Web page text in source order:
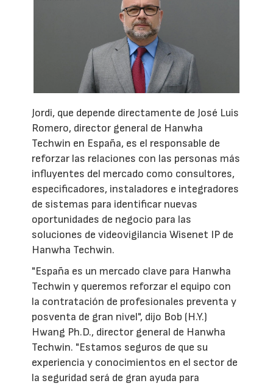
Jordi, que depende directamente de José Luis
Romero, director general de Hanwha
Techwin en España, es el responsable de
reforzar las relaciones con las personas más
influyentes del mercado como consultores,
especificadores, instaladores e integradores
de sistemas para identificar nuevas
oportunidades de negocio para las
soluciones de videovigilancia Wisenet IP de
Hanwha Techwin.
"España es un mercado clave para Hanwha
Techwin y queremos reforzar el equipo con
la contratación de profesionales preventa y
posventa de gran nivel", dijo Bob (H.Y.)
Hwang Ph.D., director general de Hanwha
Techwin. "Estamos seguros de que su
experiencia y conocimientos en el sector de
la seguridad será de gran ayuda para